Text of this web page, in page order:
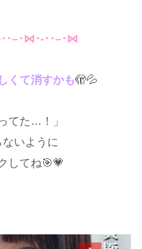
･–･⋈･-･･–･⋈
くて消すかも🫣💦
てた…！」
いように
してね🎯💗